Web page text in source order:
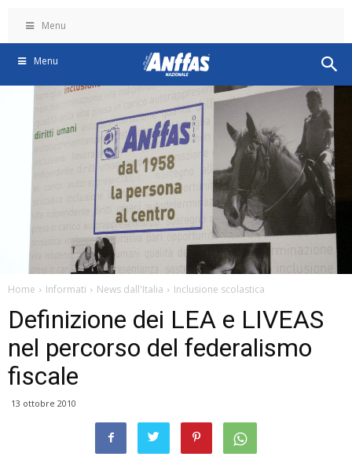
Menu
Menu
Home Informati News dall'Italia Inclusione scolastica
Definizione dei LEA e LIVEAS
nel percorso del federalismo
fiscale
13 ottobre 2010